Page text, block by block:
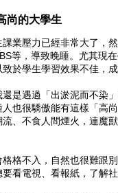
尚的大學生
課業壓力已經非常大了，
等，導致晚睡。尤其現
於學生學習效果不佳，成
還是遇過「出淤泥而不染
人也很驕傲能有這樣「高
流、不食人間煙火，連魔
格格不入，自然也很難跟
要看電視、看報紙，了解